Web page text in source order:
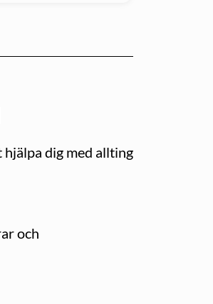
dig med allting
och